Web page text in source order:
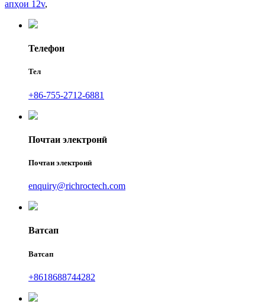
апҳои 12v,
Телефон
Тел
+86-755-2712-6881
Почтаи электронӣ
Почтаи электронӣ
enquiry@richroctech.com
Ватсап
Ватсап
+8618688744282